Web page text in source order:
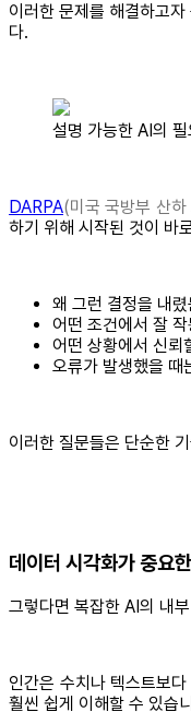
이러한 문제를 해결하고
다.
설명 가능한 AI의
DARPA(미국 국방부 산
하기 위해 시작된 것이 바
왜 그런 결정을 내
어떤 조건에서 잘
어떤 상황에서 신뢰
오류가 발생했을 때
이러한 질문들은 단순한
데이터 시각화가 중요
그렇다면 복잡한 AI의 내
인간은 수치나 텍스트보
훨씬 쉽게 이해할 수 있습